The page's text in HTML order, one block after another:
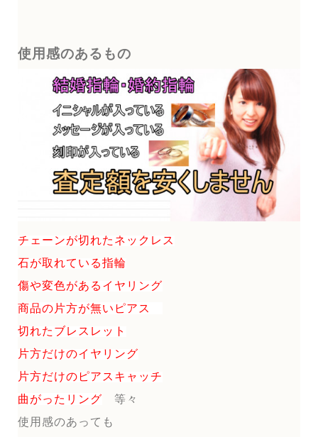
使用感のあるもの
チェーンが切れたネックレス
石が取れている指輪
傷や変色があるイヤリング
商品の片方が無いピアス
切れたブレスレット
片方だけのイヤリング
片方だけのピアスキャッチ
曲がったリング
等々
使用感のあっても